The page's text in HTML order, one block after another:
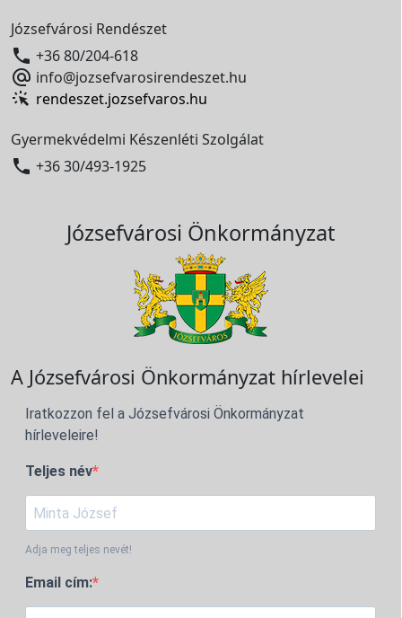
Józsefvárosi Rendészet
 +36 80/204-618
 info@jozsefvarosirendeszet.hu
rendeszet.jozsefvaros.hu
Gyermekvédelmi Készenléti Szolgálat
 +36 30/493-1925
Józsefvárosi Önkormányzat
A Józsefvárosi Önkormányzat hírlevelei
Iratkozzon fel a Józsefvárosi Önkormányzat
hírleveleire!
Teljes név
Adja meg teljes nevét!
Email cím: